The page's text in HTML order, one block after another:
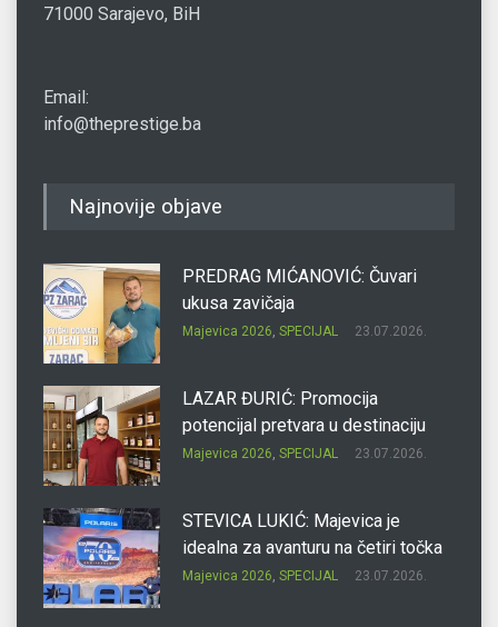
71000 Sarajevo, BiH
Email:
info@theprestige.ba
Najnovije objave
PREDRAG MIĆANOVIĆ: Čuvari
ukusa zavičaja
Majevica 2026, SPECIJAL 23.07.2026.
LAZAR ĐURIĆ: Promocija
potencijal pretvara u destinaciju
Majevica 2026, SPECIJAL 23.07.2026.
STEVICA LUKIĆ: Majevica je
idealna za avanturu na četiri točka
Majevica 2026, SPECIJAL 23.07.2026.